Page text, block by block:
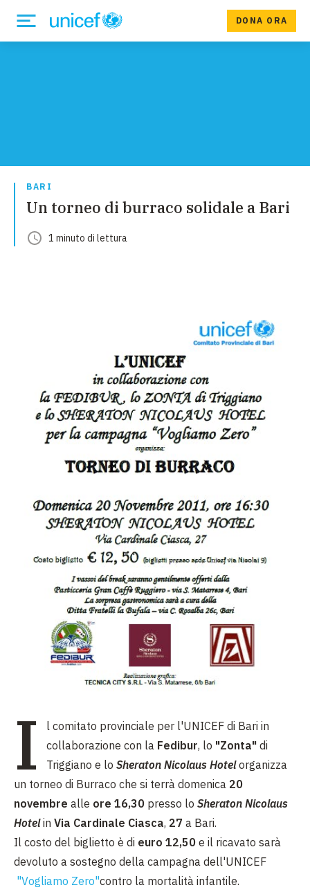
DONA ORA
BARI
Un torneo di burraco solidale a Bari
1 minuto di lettura
I
l comitato provinciale per l'UNICEF di Bari in
collaborazione con la Fedibur, lo "Zonta" di
Triggiano e lo Sheraton Nicolaus Hotelorganizza
un torneo di Burraco che si terrà domenica 20
novembre alle ore 16,30 presso lo Sheraton Nicolaus
Hotelin Via Cardinale Ciasca, 27 a Bari.
Il costo del biglietto è di euro 12,50 e il ricavato sarà
devoluto a sostegno della campagna dell'UNICEF
"Vogliamo Zero"contro la mortalità infantile.